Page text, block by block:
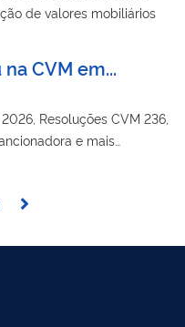
de valores mobiliários
CVM em...
Resoluções CVM 236,
e mais